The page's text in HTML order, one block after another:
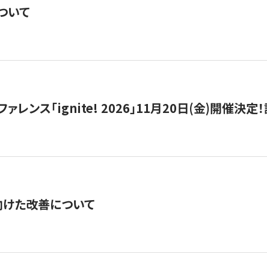
いて
ァレンス「ignite! 2026」11月20日(金)開催決定
た改善について